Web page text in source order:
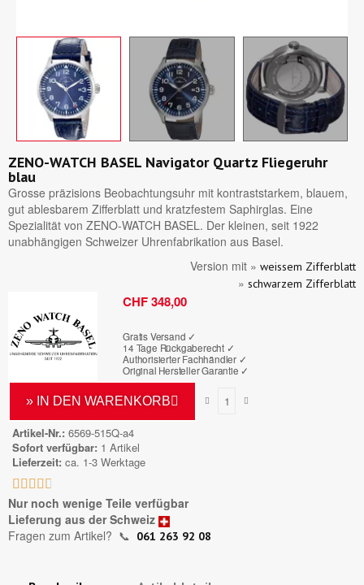
ZENO-WATCH BASEL Navigator Quartz Fliegeruhr
blau
Grosse präzisions Beobachtungsuhr mit kontraststarkem, blauem,
gut ablesbarem Zifferblatt und kratzfestem Saphirglas. Eine
Spezialität von ZENO-WATCH BASEL. Der kleinen, seit 1922
unabhängigen Schweizer Uhrenfabrikation aus Basel.
Version mit » weissem Zifferblatt
» schwarzem Zifferblatt
CHF 348,00
Gratis Versand ✓
14 Tage Rückgaberecht ✓
Authorisierter Fachhändler ✓
Original Hersteller Garantie ✓
» IN DEN WARENKORB
Artikel-Nr. 6569-515Q-a4
Sofort verfügbar 1 Artikel
Lieferzeit ca. 1-3 Werktage
    
Nur noch wenige Teile verfügbar
Lieferung aus der Schweiz
Fragen zum Artikel? 📞 061 263 92 08